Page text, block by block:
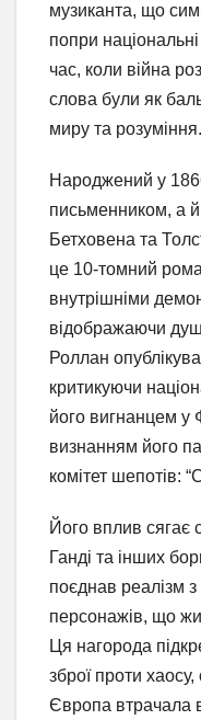
музиканта, що
попри
час, коли війна
слова були як
миру та розуміння.
Народжений у
письменником, а
Бетховена та
це 10-томний
внутрішніми
відображаючи
Роллан
критикуючи
його вигнанцем у
визнанням його
комітет шепотів:
Його вплив сягає
Ганді та інших
поєднав реалізм
персонажів, що
Ця нагорода
зброї проти
Європа втрачала